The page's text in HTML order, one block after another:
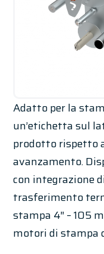
Adatto per la
un’etichetta sul
prodotto rispetto
avanzamento.
con integrazione
trasferimento
stampa 4″ – 105
motori di stampa